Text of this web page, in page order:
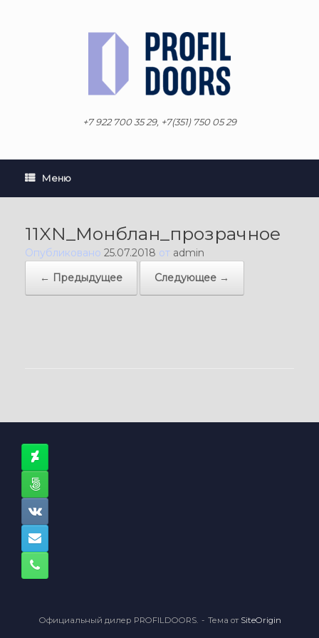
+7 922 700 35 29, +7(351) 750 05 29
Меню
11XN_Монблан_прозрачное
Опубликовано 25.07.2018 от admin
← Предыдущее
Следующее →
Официальный дилер PROFILDOORS. Тема от SiteOrigin